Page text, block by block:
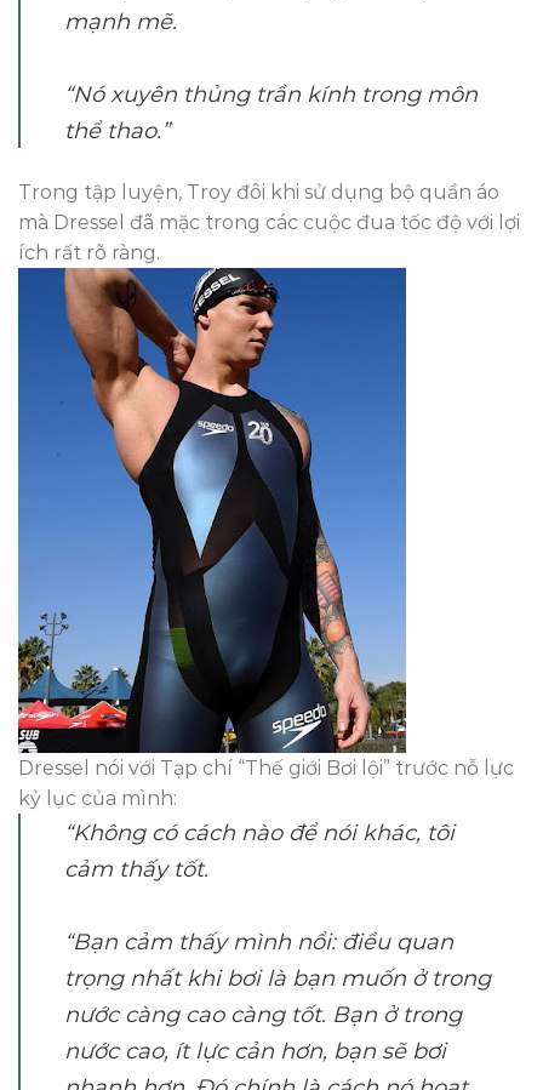
mạnh mẽ.
“Nó xuyên thủng trần kính trong môn
thể thao.”
Trong tập luyện, Troy đôi khi sử dụng bộ quần áo
mà Dressel đã mặc trong các cuộc đua tốc độ với lợi
ích rất rõ ràng.
Dressel nói với Tạp chí “Thế giới Bơi lội” trước nỗ lực
kỷ lục của mình:
“Không có cách nào để nói khác, tôi
cảm thấy tốt.
“Bạn cảm thấy mình nổi: điều quan
trọng nhất khi bơi là bạn muốn ở trong
nước càng cao càng tốt. Bạn ở trong
nước cao, ít lực cản hơn, bạn sẽ bơi